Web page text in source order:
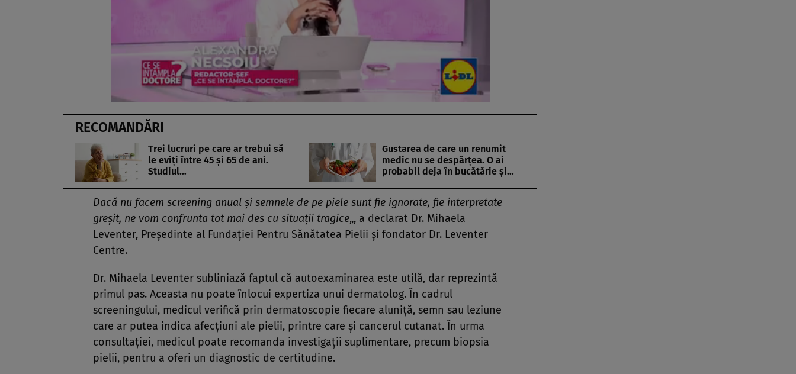
RECOMANDĂRI
Trei lucruri pe care ar trebui să
le eviți între 45 și 65 de ani.
Studiul…
Gustarea de care un renumit
medic nu se despărțea. O ai
probabil deja în bucătărie și…
Dacă nu facem screening anual și semnele de pe piele sunt fie ignorate, fie interpretate
greșit, ne vom confrunta tot mai des cu situații tragice„, a declarat Dr. Mihaela
Leventer, Președinte al Fundației Pentru Sănătatea Pielii și fondator Dr. Leventer
Centre.
Dr. Mihaela Leventer subliniază faptul că autoexaminarea este utilă, dar reprezintă
primul pas. Aceasta nu poate înlocui expertiza unui dermatolog. În cadrul
screeningului, medicul verifică prin dermatoscopie fiecare aluniță, semn sau leziune
care ar putea indica afecțiuni ale pielii, printre care și cancerul cutanat. În urma
consultației, medicul poate recomanda investigații suplimentare, precum biopsia
pielii, pentru a oferi un diagnostic de certitudine.